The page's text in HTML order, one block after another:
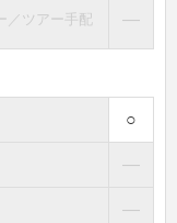
／ツアー手配 ―
○
―
―